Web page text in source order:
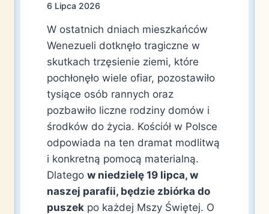
6 Lipca 2026
W ostatnich dniach mieszkańców
Wenezueli dotknęło tragiczne w
skutkach trzęsienie ziemi, które
pochłonęło wiele ofiar, pozostawiło
tysiące osób rannych oraz
pozbawiło liczne rodziny domów i
środków do życia. Kościół w Polsce
odpowiada na ten dramat modlitwą
i konkretną pomocą materialną.
Dlatego w niedzielę 19 lipca, w
naszej parafii, będzie zbiórka do
puszek po każdej Mszy Świętej. O